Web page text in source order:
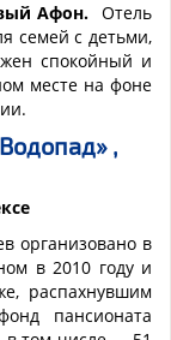
Афон. Отель
семей с детьми,
спокойный и
месте на фоне
Водопад» ,
организовано в
в 2010 году и
распахнувшим
пансионата